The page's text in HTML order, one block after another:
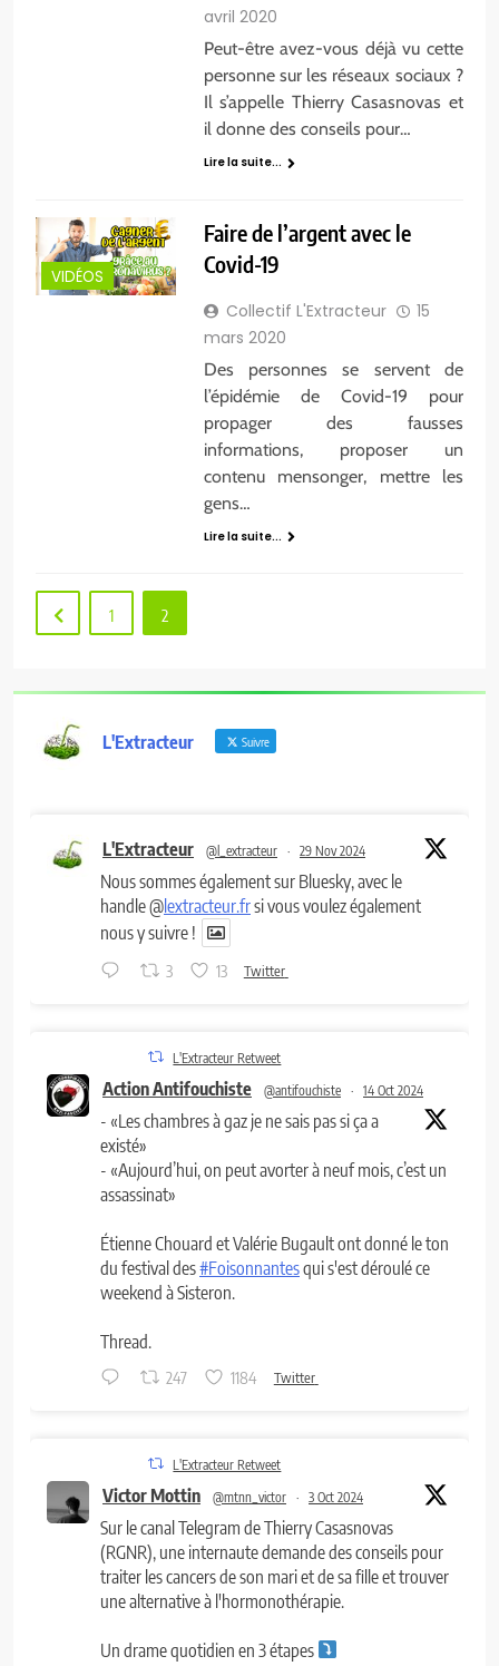
avril 2020
Peut-être avez-vous déjà vu cette
personne sur les réseaux sociaux ?
Il s’appelle Thierry Casasnovas et
il donne des conseils pour…
Lire la suite...
VIDÉOS
Faire de l’argent avec le
Covid-19
Collectif L'Extracteur
15
mars 2020
Des personnes se servent de
l’épidémie de Covid-19 pour
propager des fausses
informations, proposer un
contenu mensonger, mettre les
gens…
Lire la suite...
1 2
L'Extracteur Suivre
L'Extracteur @l_extracteur · 29 Nov 2024
Nous sommes également sur Bluesky, avec le
handle @lextracteur.frsi vous voulez également
nous y suivre !
3 13 Twitter
L'Extracteur Retweet
Action Antifouchiste @antifouchiste · 14 Oct 2024
- «Les chambres à gaz je ne sais pas si ça a
existé»
- «Aujourd’hui, on peut avorter à neuf mois, c’est un
assassinat»
Étienne Chouard et Valérie Bugault ont donné le ton
du festival des#Foisonnantesqui s'est déroulé ce
weekend à Sisteron.
Thread.
247 1184 Twitter
L'Extracteur Retweet
Victor Mottin @mtnn_victor · 3 Oct 2024
Sur le canal Telegram de Thierry Casasnovas
(RGNR), une internaute demande des conseils pour
traiter les cancers de son mari et de sa fille et trouver
une alternative à l'hormonothérapie.
Un drame quotidien en 3 étapes